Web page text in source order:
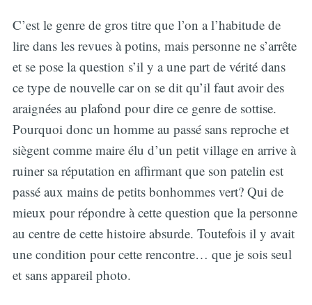
C’est le genre de gros titre que l’on a l’habitude de
lire dans les revues à potins, mais personne ne s’arrête
et se pose la question s’il y a une part de vérité dans
ce type de nouvelle car on se dit qu’il faut avoir des
araignées au plafond pour dire ce genre de sottise.
Pourquoi donc un homme au passé sans reproche et
siègent comme maire élu d’un petit village en arrive à
ruiner sa réputation en affirmant que son patelin est
passé aux mains de petits bonhommes vert? Qui de
mieux pour répondre à cette question que la personne
au centre de cette histoire absurde. Toutefois il y avait
une condition pour cette rencontre… que je sois seul
et sans appareil photo.